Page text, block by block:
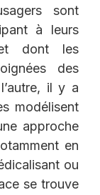
sont
à leurs
et dont les
des
il y a
modélisent
approche
en
ou
se trouve